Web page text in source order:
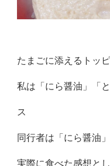
たまごに添えるトッ
私は「にら醤油」「
ス
同行者は「にら醤油
実際に食べた感想と